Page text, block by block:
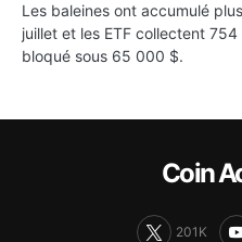
Les baleines ont accumulé
juillet et les ETF collectent
bloqué sous 65 000 $.
Coin
201K